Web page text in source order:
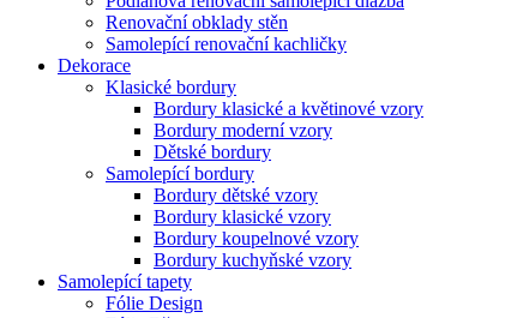
Renovační obklady stěn
Samolepící renovační kachličky
Dekorace
Klasické bordury
Bordury klasické a květinové vzory
Bordury moderní vzory
Dětské bordury
Samolepící bordury
Bordury dětské vzory
Bordury klasické vzory
Bordury koupelnové vzory
Bordury kuchyňské vzory
Samolepící tapety
Fólie Design